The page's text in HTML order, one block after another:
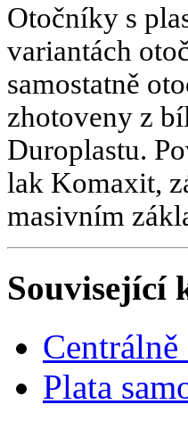
Otočníky s
variantách
samostatně
zhotoveny z
Duroplastu.
lak Komaxit,
masivním
Související
Centrálně
Plata